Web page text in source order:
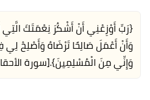
{رَبِّ أَوْزِعْنِي أَنْ أَشْكُرَ نِعْمَتَكَ
وَأَنْ أَعْمَلَ صَالِحًا تَرْضَاهُ وَأَصْلِحْ
وَإِنِّي مِنَ الْمُسْلِمِينَ}.[سورة